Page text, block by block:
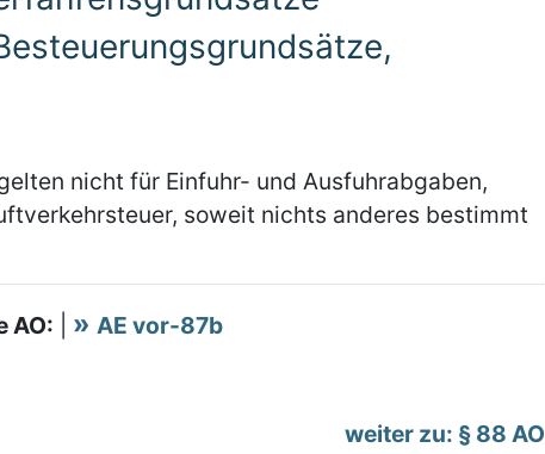
nicht für Einfuhr- und Ausfuhrabgaben,
soweit nichts anderes bestimmt
AO:
AE vor-87b
weiter zu: § 88 AO